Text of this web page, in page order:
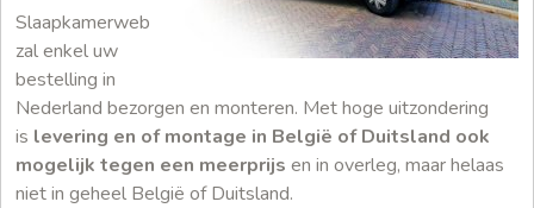
Slaapkamerweb
zal enkel uw
bestelling in
Nederland bezorgen en monteren. Met hoge uitzondering
is levering en of montage in België of Duitsland ook
mogelijk tegen een meerprijs en in overleg, maar helaas
niet in geheel België of Duitsland.